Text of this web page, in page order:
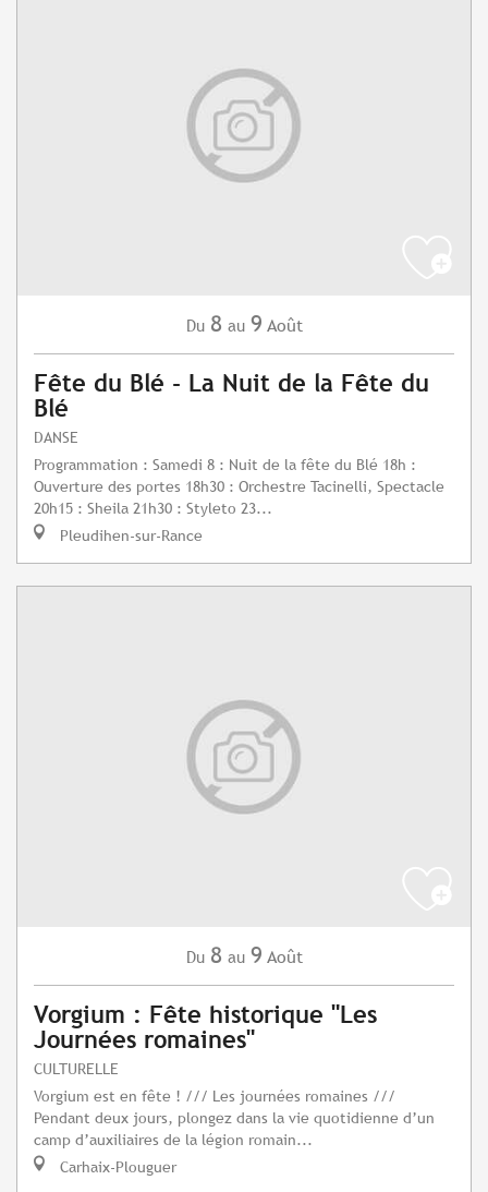
Du 8 au 9 Août
Fête du Blé - La Nuit de la Fête du
Blé
DANSE
Programmation : Samedi 8 : Nuit de la fête du Blé 18h :
Ouverture des portes 18h30 : Orchestre Tacinelli, Spectacle
20h15 : Sheila 21h30 : Styleto 23...
Pleudihen-sur-Rance
Du 8 au 9 Août
Vorgium : Fête historique "Les
Journées romaines"
CULTURELLE
Vorgium est en fête ! /// Les journées romaines ///
Pendant deux jours, plongez dans la vie quotidienne d’un
camp d’auxiliaires de la légion romain...
Carhaix-Plouguer